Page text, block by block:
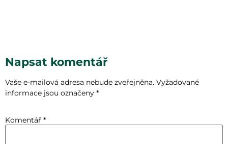
Napsat komentář
Vaše e-mailová adresa nebude zveřejněna. Vyžadované
informace jsou označeny *
Komentář *